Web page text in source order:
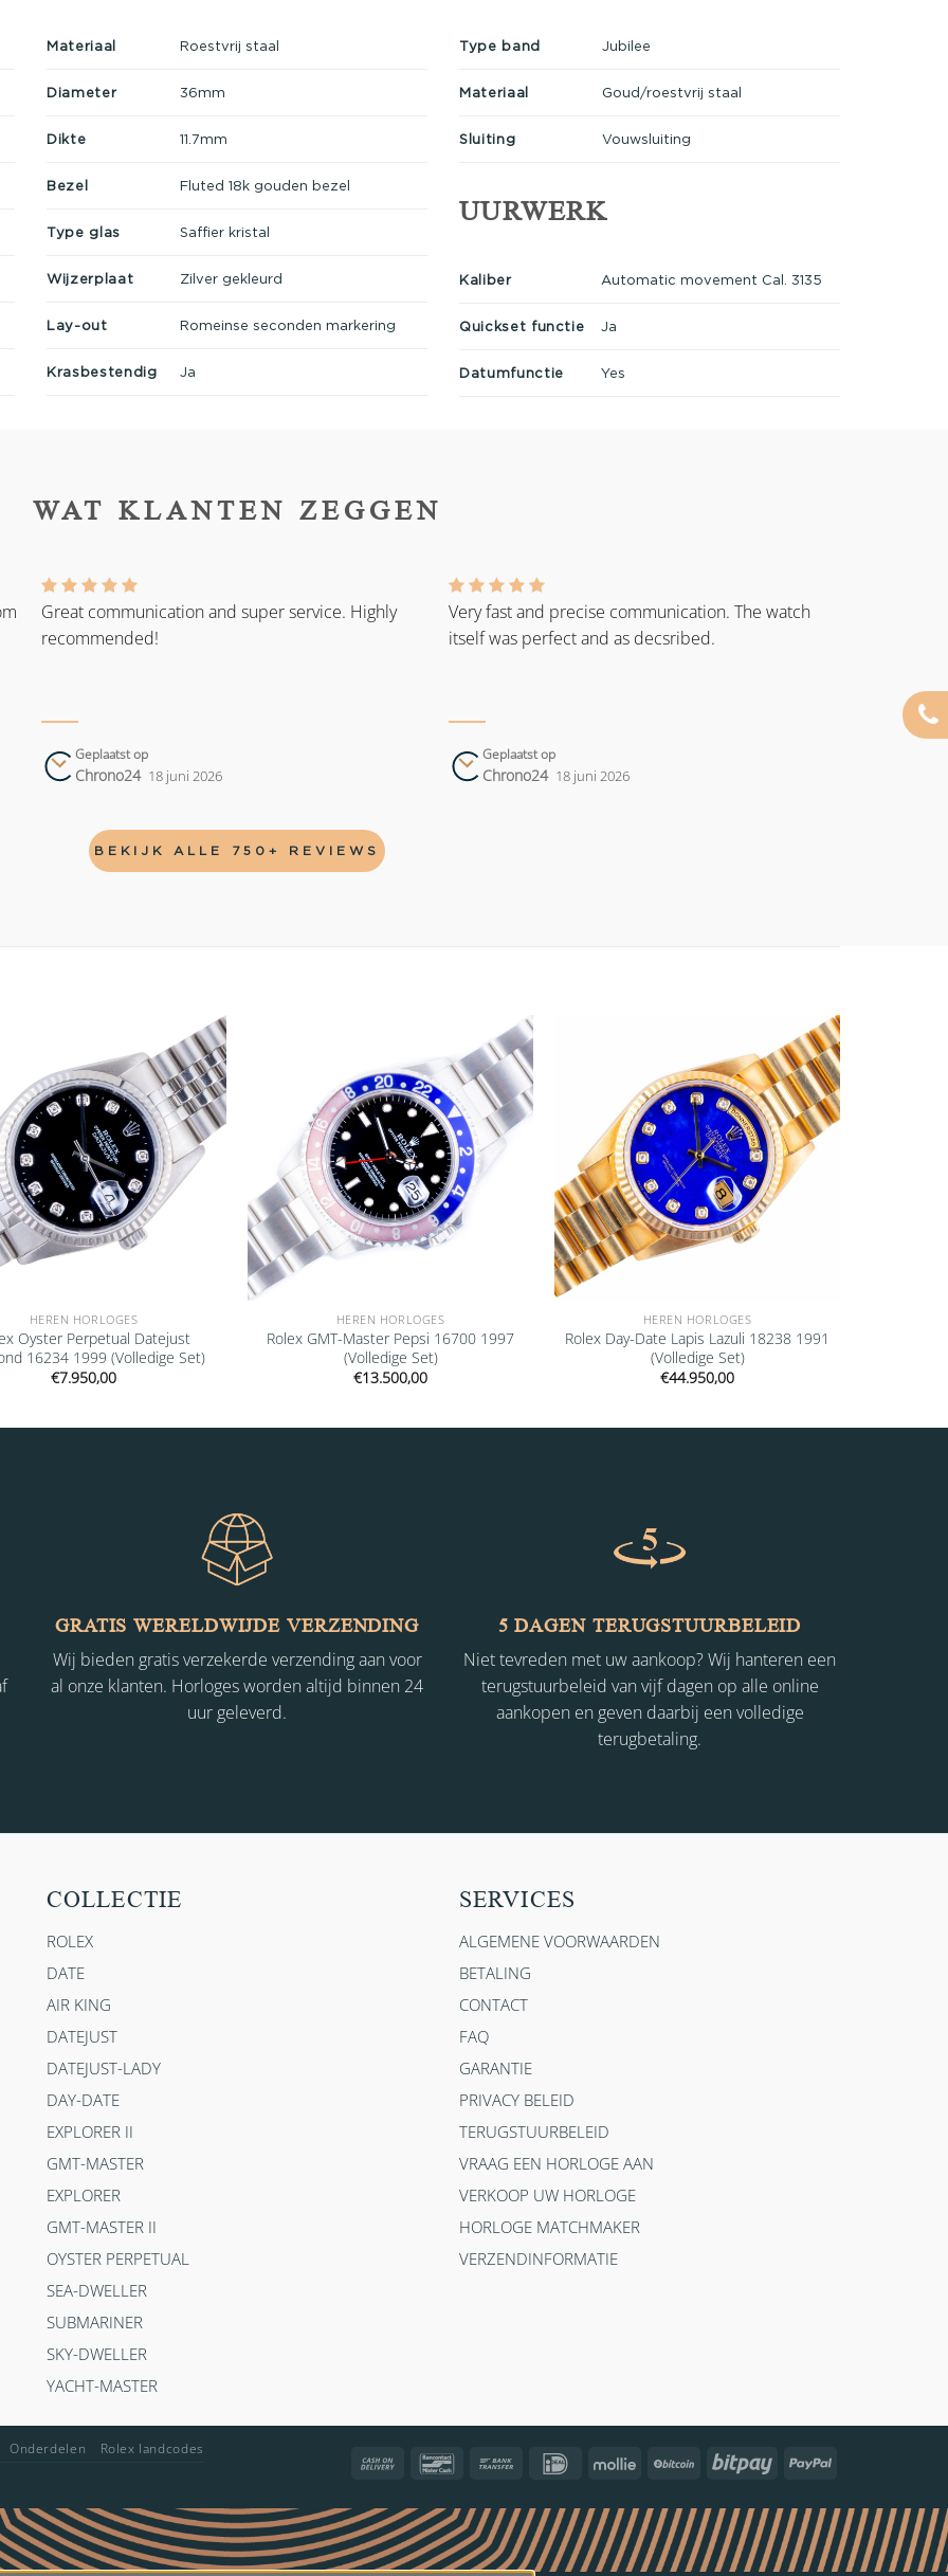
Materiaal Roestvrij staal
Diameter 36mm
Dikte 11.7mm
Bezel Fluted 18k gouden bezel
Type glas Saffier kristal
Wijzerplaat Zilver gekleurd
Lay-out Romeinse seconden markering
Krasbestendig Ja
Type band Jubilee
Materiaal Goud/roestvrij staal
Sluiting Vouwsluiting
UURWERK
Kaliber Automatic movement Cal. 3135
Quickset functie Ja
Datumfunctie Yes
WAT KLANTEN ZEGGEN
Great communication and super service. Highly
recommended!
Geplaatst op
Chrono24 18 juni 2026
Very fast and precise communication. The watch
itself was perfect and as decsribed.
Geplaatst op
Chrono24 18 juni 2026
BEKIJK ALLE 750+ REVIEWS
Add to
wishlist
HEREN HORLOGES
Oyster Perpetual Datejust
16234 1999 (Volledige Set)
€7.950,00
Add to
wishlist
HEREN HORLOGES
Rolex GMT-Master Pepsi 16700 1997
(Volledige Set)
€13.500,00
Add to
wishlist
HEREN HORLOGES
Rolex Day-Date Lapis Lazuli 18238 1991
(Volledige Set)
€44.950,00
GRATIS WERELDWIJDE VERZENDING
Wij bieden gratis verzekerde verzending aan voor
al onze klanten. Horloges worden altijd binnen 24
uur geleverd.
5 DAGEN TERUGSTUURBELEID
Niet tevreden met uw aankoop? Wij hanteren een
terugstuurbeleid van vijf dagen op alle online
aankopen en geven daarbij een volledige
terugbetaling.
COLLECTIE
ROLEX
DATE
AIR KING
DATEJUST
DATEJUST-LADY
DAY-DATE
EXPLORER II
GMT-MASTER
EXPLORER
GMT-MASTER II
OYSTER PERPETUAL
SEA-DWELLER
SUBMARINER
SKY-DWELLER
YACHT-MASTER
SERVICES
ALGEMENE VOORWAARDEN
BETALING
CONTACT
FAQ
GARANTIE
PRIVACY BELEID
TERUGSTUURBELEID
VRAAG EEN HORLOGE AAN
VERKOOP UW HORLOGE
HORLOGE MATCHMAKER
VERZENDINFORMATIE
Cash
Delivery
Bancontact Bank
IDeal Mollie BitCoin Bitpay PayPal
Onderdelen Rolex landcodes